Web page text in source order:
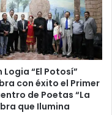
Logia “El Potosí”
con éxito el Primer
de Poetas “La
que Ilumina